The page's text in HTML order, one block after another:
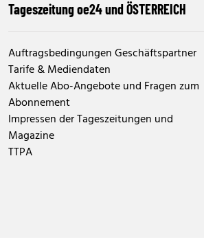
Tageszeitung oe24 und ÖSTERREICH
Auftragsbedingungen Geschäftspartner
Tarife & Mediendaten
Aktuelle Abo-Angebote und Fragen zum
Abonnement
Impressen der Tageszeitungen und
Magazine
TTPA